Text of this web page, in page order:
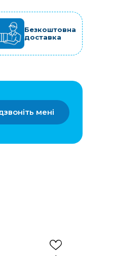
Безкоштовна
доставка
мені